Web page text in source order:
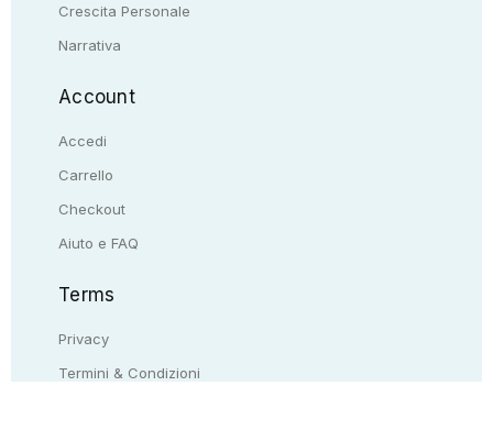
Crescita Personale
Narrativa
Account
Accedi
Carrello
Checkout
Aiuto e FAQ
Terms
Privacy
Termini & Condizioni